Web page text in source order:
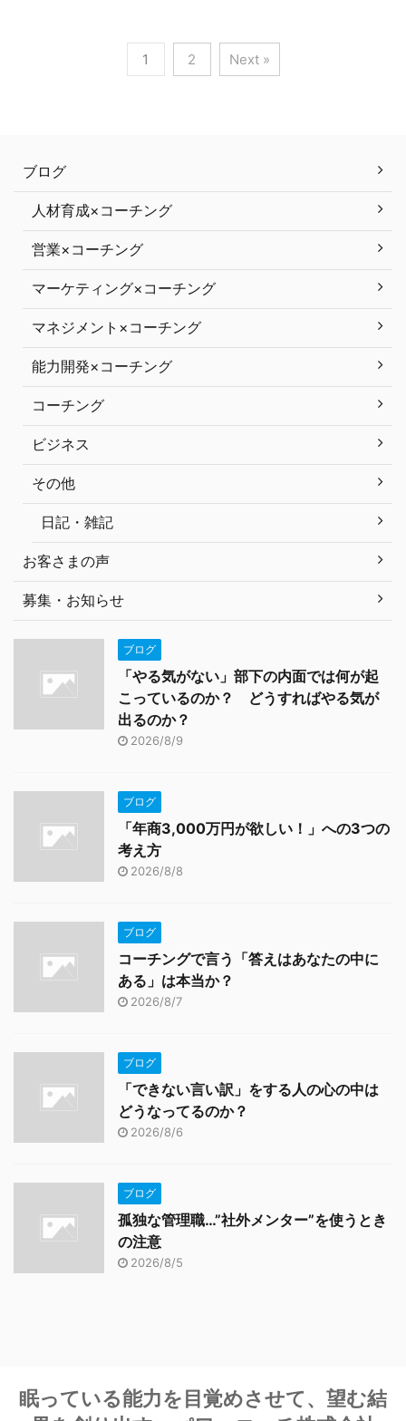
1 2 Next »
ブログ
人材育成×コーチング
営業×コーチング
マーケティング×コーチング
マネジメント×コーチング
能力開発×コーチング
コーチング
ビジネス
その他
日記・雑記
お客さまの声
募集・お知らせ
ブログ
「やる気がない」部下の内面では何が起
こっているのか？ どうすればやる気が
出るのか？
2026/8/9
ブログ
「年商3,000万円が欲しい！」への3つの
考え方
2026/8/8
ブログ
コーチングで言う「答えはあなたの中に
ある」は本当か？
2026/8/7
ブログ
「できない言い訳」をする人の心の中は
どうなってるのか？
2026/8/6
ブログ
孤独な管理職…”社外メンター”を使うとき
の注意
2026/8/5
眠っている能力を目覚めさせて、望む結